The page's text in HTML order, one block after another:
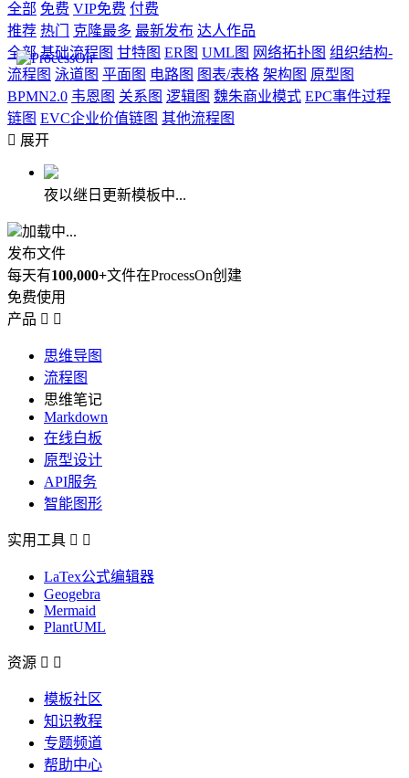
全部 免费 VIP免费 付费
推荐 热门 克隆最多 最新发布 达人作品
全部 基础流程图 甘特图 ER图 UML图 网络拓扑图 组织结构-
流程图 泳道图 平面图 电路图 图表/表格 架构图 原型图
BPMN2.0 韦恩图 关系图 逻辑图 魏朱商业模式 EPC事件过程
链图 EVC企业价值链图 其他流程图
 展开
夜以继日更新模板中...
加载中...
发布文件
每天有100,000+文件在ProcessOn创建
免费使用
产品  
思维导图
流程图
思维笔记
Markdown
在线白板
原型设计
API服务
智能图形
实用工具  
LaTex公式编辑器
Geogebra
Mermaid
PlantUML
资源  
模板社区
知识教程
专题频道
帮助中心